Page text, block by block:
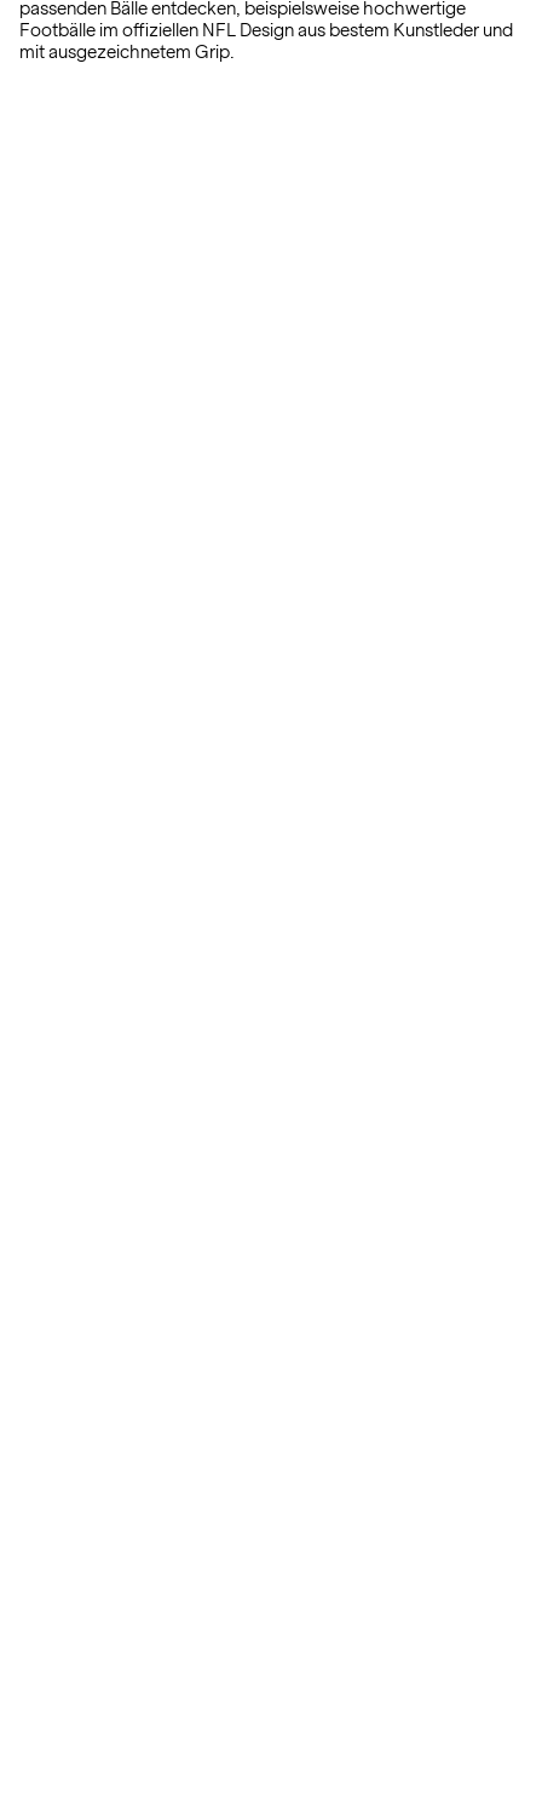
passenden Bälle entdecken, beispielsweise hochwertige
Footbälle im offiziellen NFL Design aus bestem Kunstleder und
mit ausgezeichnetem Grip.